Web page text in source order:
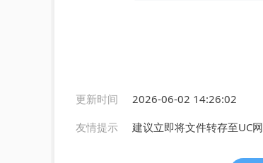
更新时间
2026-06-02 14:26:02
友情提示
建议立即将文件转存至UC